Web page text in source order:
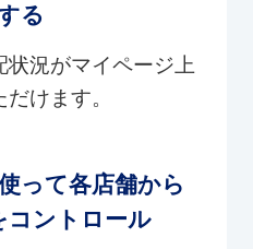
る
状況がマイページ上
けます。
って各店舗から
コントロール